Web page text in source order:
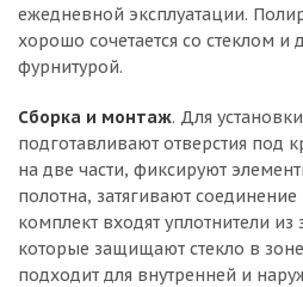
ежедневной эксплуатации.
хорошо сочетается со стеклом
фурнитурой.
Сборка и монтаж. Для
подготавливают отверстия под
на две части, фиксируют
полотна, затягивают
комплект входят уплотнители из
которые защищают стекло в
подходит для внутренней и